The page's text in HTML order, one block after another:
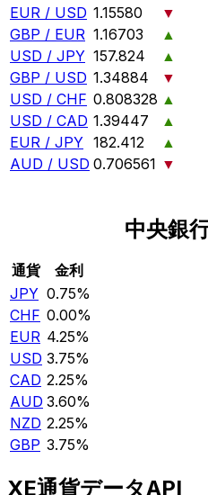
EUR / USD 1.15580
▼
GBP / EUR 1.16703
▲
USD / JPY 157.824
▲
GBP / USD 1.34884
▼
USD / CHF 0.808328 ▲
USD / CAD 1.39447
▲
EUR / JPY 182.412
▲
AUD / USD 0.706561 ▼
中央銀
通貨
金利
JPY 0.75%
CHF 0.00%
EUR 4.25%
USD 3.75%
CAD 2.25%
AUD 3.60%
NZD 2.25%
GBP 3.75%
XE通貨データAPI